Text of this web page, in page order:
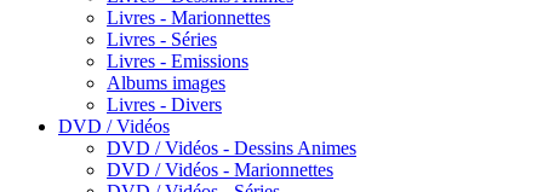
Livres - Marionnettes
Livres - Séries
Livres - Emissions
Albums images
Livres - Divers
DVD / Vidéos
DVD / Vidéos - Dessins Animes
DVD / Vidéos - Marionnettes